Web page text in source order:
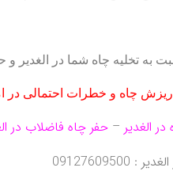
به تخلیه چاه شما در الغدیر و
چاه و خطرات احتمالی در
الغدیر –حفر چاه فاضلاب در